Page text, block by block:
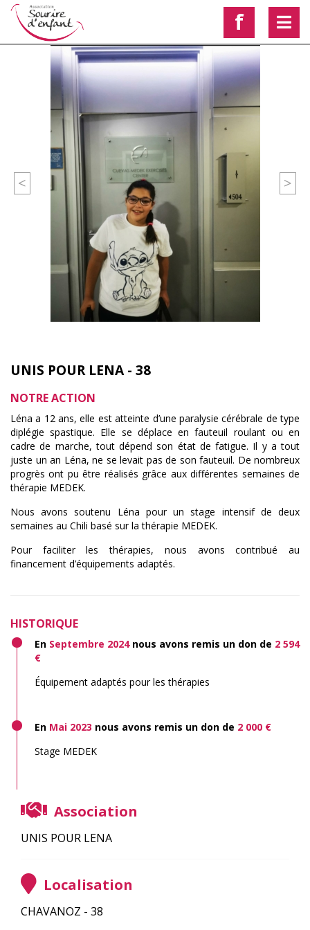
f
< >
UNIS POUR LENA - 38
NOTRE ACTION
Léna a 12 ans, elle est atteinte d’une paralysie cérébrale de type
diplégie spastique. Elle se déplace en fauteuil roulant ou en
cadre de marche, tout dépend son état de fatigue. Il y a tout
juste un an Léna, ne se levait pas de son fauteuil. De nombreux
progrès ont pu être réalisés grâce aux différentes semaines de
thérapie MEDEK.
Nous avons soutenu Léna pour un stage intensif de deux
semaines au Chili basé sur la thérapie MEDEK.
Pour faciliter les thérapies, nous avons contribué au
financement d’équipements adaptés.
HISTORIQUE
En Septembre 2024nous avons remis un don de 2 594
€
Équipement adaptés pour les thérapies
En Mai 2023 nous avons remis un don de 2 000 €
Stage MEDEK
Association
UNIS POUR LENA
Localisation
CHAVANOZ - 38